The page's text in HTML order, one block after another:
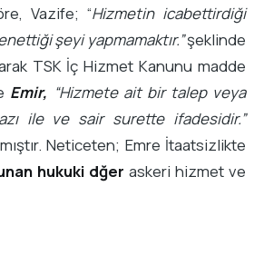
Vazife; “Hizmetin icabettirdiği
şeyi yapmamaktır.”şeklinde
TSK İç Hizmet Kanunu madde
Emir, “Hizmete ait bir talep veya
ile ve sair surette ifadesidir.”
Neticeten; Emre İtaatsizlikte
hukuki dğer askeri hizmet ve